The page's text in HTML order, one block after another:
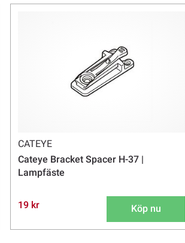
CATEYE
Cateye Bracket Spacer H-37 |
Lampfäste
19 kr Köp nu